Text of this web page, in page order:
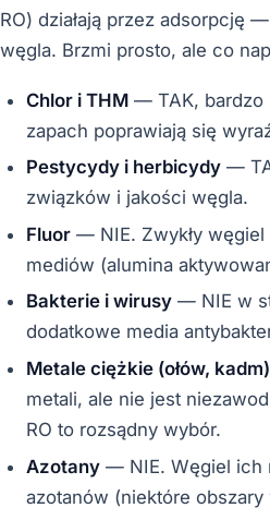
RO) działają przez adsorpcję
węgla. Brzmi prosto, ale co
Chlor i THM — TAK, bardzo
zapach poprawiają się
Pestycydy i herbicydy —
związków i jakości węgla.
Fluor — NIE. Zwykły
mediów (alumina
Bakterie i wirusy — NIE w
dodatkowe media
Metale ciężkie (ołów, kadm)
metali, ale nie jest
RO to rozsądny wybór.
Azotany — NIE. Węgiel ich
azotanów (niektóre